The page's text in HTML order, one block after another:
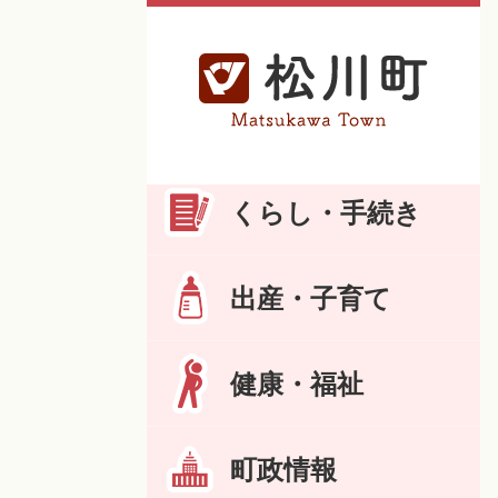
くらし・手続き
出産・子育て
健康・福祉
町政情報